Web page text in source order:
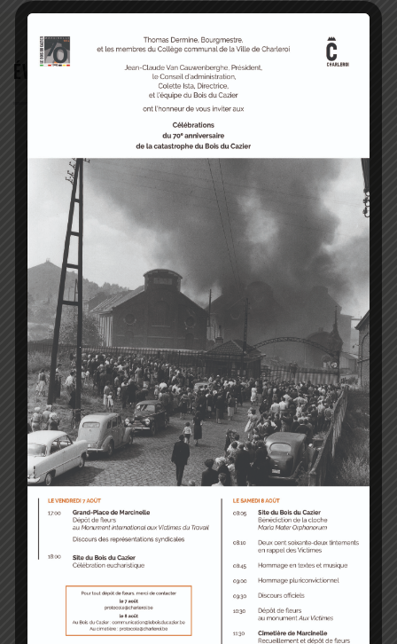
ÉVÉNEMENTS EN COURS / À VENIR
Those from below
ALL DAY
Plongez dans l’Histoire avec Those from Below en
réalité virtuelle ! Entre technologies immersives et
récits captivants, découvrez les grands moments du
passé de façon…
Lire plus